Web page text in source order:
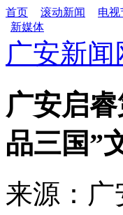
首页 滚动新闻 电视
新媒体
广安新闻
广安启
品三国”
来源：广